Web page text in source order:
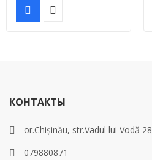
КОНТАКТЫ
or.Chișinău, str.Vadul lui Vodă 28
079880871